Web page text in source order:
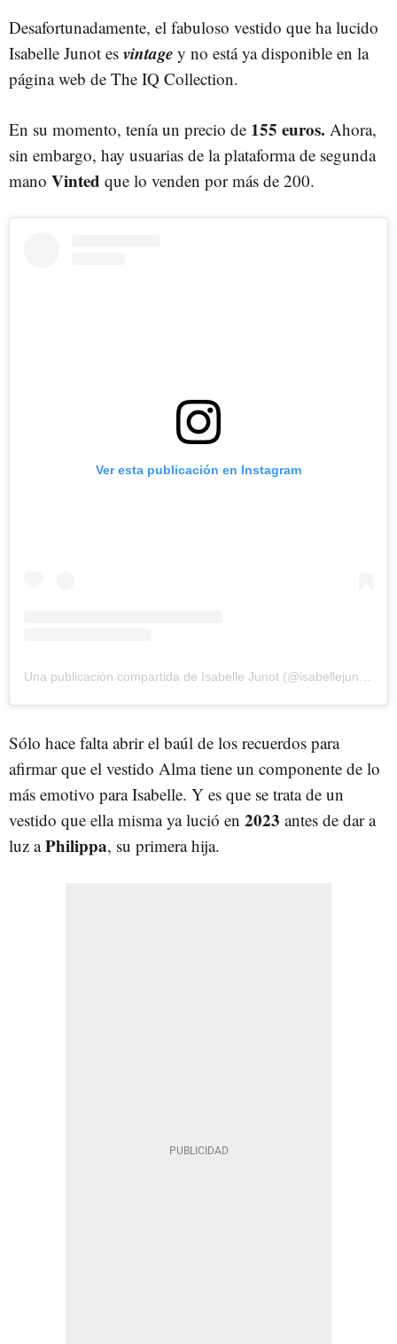
Desafortunadamente, el fabuloso vestido que ha lucido
Isabelle Junot es vintage y no está ya disponible en la
página web de The IQ Collection.
En su momento, tenía un precio de 155 euros. Ahora,
sin embargo, hay usuarias de la plataforma de segunda
mano Vinted que lo venden por más de 200.
Ver esta publicación en Instagram
Una publicación compartida de Isabelle Junot (@isabellejunot)
Sólo hace falta abrir el baúl de los recuerdos para
afirmar que el vestido Alma tiene un componente de lo
más emotivo para Isabelle. Y es que se trata de un
vestido que ella misma ya lució en 2023 antes de dar a
luz aPhilippa, su primera hija.